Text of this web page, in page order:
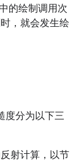
的绘制调用次
，就会发生绘
度分为以下三
射计算，以节